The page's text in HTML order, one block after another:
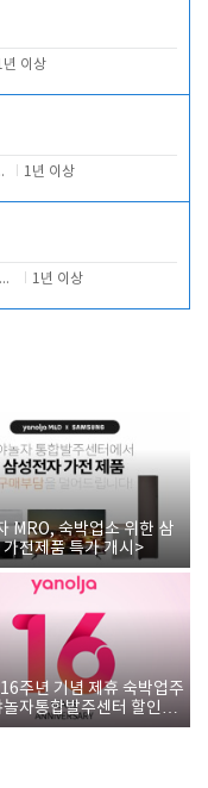
년 이상
인, 객실판매) 1년 이상
호텔객실 및 공용시설 청소 관리 1년 이상
MRO, 숙박업소 위한 삼
가전제품 특가 개시>
주년 기념 제휴 숙박업주
놀자통합발주센터 할인쿠